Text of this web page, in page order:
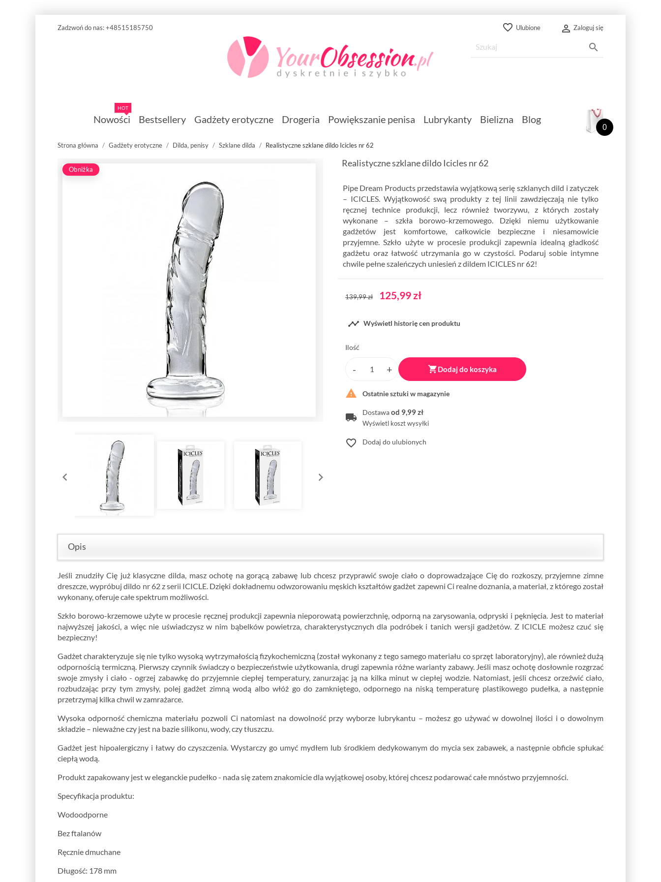
Zadzwoń do nas:+48515185750 favorite_border Ulubione  Zaloguj się

0
Nowości
HOT
Bestsellery Gadżety erotyczne Drogeria Powiększanie penisa Lubrykanty Bielizna Blog
Strona główna Gadżety erotyczne Dilda, penisy Szklane dilda Realistyczne szklane dildo Icicles nr 62
Obniżka
Realistyczne szklane dildo Icicles nr 62
Pipe Dream Products przedstawia wyjątkową serię szklanych dild i zatyczek
– ICICLES. Wyjątkowość swą produkty z tej linii zawdzięczają nie tylko
ręcznej technice produkcji, lecz również tworzywu, z których zostały
wykonane – szkła borowo-krzemowego. Dzięki niemu użytkowanie
gadżetów jest komfortowe, całkowicie bezpieczne i niesamowicie
przyjemne. Szkło użyte w procesie produkcji zapewnia idealną gładkość
gadżetu oraz łatwość utrzymania go w czystości. Podaruj sobie intymne
chwile pełne szaleńczych uniesień z dildem ICICLES nr 62!
139,99 zł 125,99 zł
 Wyświetl historię cen produktu
Ilość
Dodaj do koszyka
 Ostatnie sztuki w magazynie
Dostawaod 9,99 zł
Wyświetl koszt wysyłki
favorite_border Dodaj do ulubionych
Opis
Jeśli znudziły Cię już klasyczne dilda, masz ochotę na gorącą zabawę lub chcesz przyprawić swoje ciało o doprowadzające Cię do rozkoszy, przyjemne zimne
dreszcze, wypróbuj dildo nr 62 z serii ICICLE. Dzięki dokładnemu odwzorowaniu męskich kształtów gadżet zapewni Ci realne doznania, a materiał, z którego został
wykonany, oferuje całe spektrum możliwości.
Szkło borowo-krzemowe użyte w procesie ręcznej produkcji zapewnia nieporowatą powierzchnię, odporną na zarysowania, odpryski i pęknięcia. Jest to materiał
najwyższej jakości, a więc nie uświadczysz w nim bąbelków powietrza, charakterystycznych dla podróbek i tanich wersji gadżetów. Z ICICLE możesz czuć się
bezpieczny!
Gadżet charakteryzuje się nie tylko wysoką wytrzymałością fizykochemiczną (został wykonany z tego samego materiału co sprzęt laboratoryjny), ale również dużą
odpornością termiczną. Pierwszy czynnik świadczy o bezpieczeństwie użytkowania, drugi zapewnia różne warianty zabawy. Jeśli masz ochotę dosłownie rozgrzać
swoje zmysły i ciało - ogrzej zabawkę do przyjemnie ciepłej temperatury, zanurzając ją na kilka minut w ciepłej wodzie. Natomiast, jeśli chcesz orzeźwić ciało,
rozbudzając przy tym zmysły, polej gadżet zimną wodą albo włóż go do zamkniętego, odpornego na niską temperaturę plastikowego pudełka, a następnie
przetrzymaj kilka chwil w zamrażarce.
Wysoka odporność chemiczna materiału pozwoli Ci natomiast na dowolność przy wyborze lubrykantu – możesz go używać w dowolnej ilości i o dowolnym
składzie – nieważne czy jest na bazie silikonu, wody, czy tłuszczu.
Gadżet jest hipoalergiczny i łatwy do czyszczenia. Wystarczy go umyć mydłem lub środkiem dedykowanym do mycia sex zabawek, a następnie obficie spłukać
ciepłą wodą.
Produkt zapakowany jest w eleganckie pudełko - nada się zatem znakomicie dla wyjątkowej osoby, której chcesz podarować całe mnóstwo przyjemności.
Specyfikacja produktu:
Wodoodporne
Bez ftalanów
Ręcznie dmuchane
Długość: 178 mm